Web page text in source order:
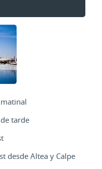
tarde
desde Altea y Calpe